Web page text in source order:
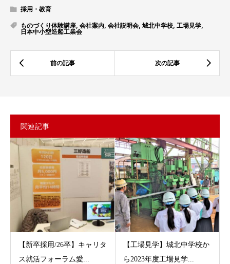
採用・教育
ものづくり体験講座, 会社案内, 会社説明会, 城北中学校, 工場見学,
日本中小型造船工業会
関連記事
【新卒採用/26卒】キャリタ
ス就活フォーラム愛...
【工場見学】城北中学校か
ら2023年度工場見学...